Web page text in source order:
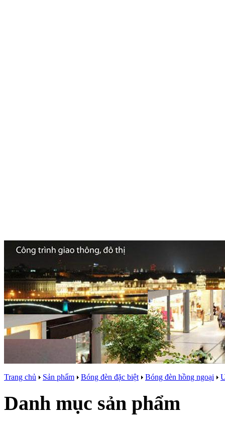
Trang chủ Sản phẩm Bóng đèn đặc biệt Bóng đèn hồng ngoại
Danh mục sản phẩm